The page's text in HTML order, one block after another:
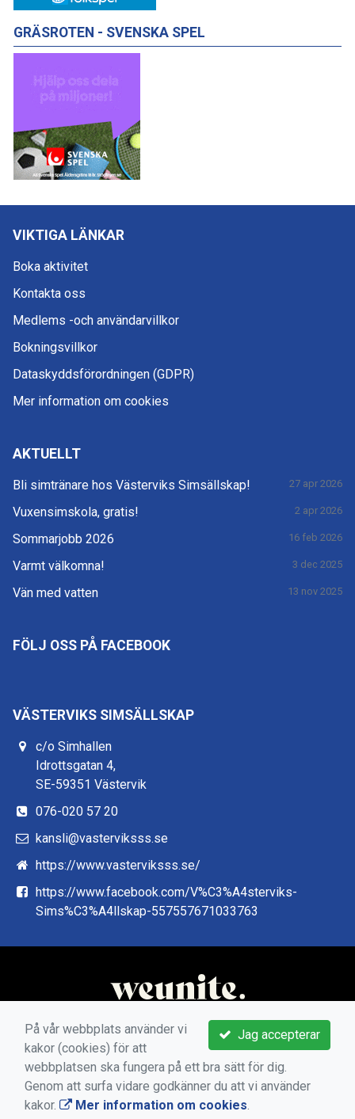
GRÄSROTEN - SVENSKA SPEL
VIKTIGA LÄNKAR
Boka aktivitet
Kontakta oss
Medlems -och användarvillkor
Bokningsvillkor
Dataskyddsförordningen (GDPR)
Mer information om cookies
AKTUELLT
Bli simtränare hos Västerviks Simsällskap! 27 apr 2026
Vuxensimskola, gratis! 2 apr 2026
Sommarjobb 2026 16 feb 2026
Varmt välkomna! 3 dec 2025
Vän med vatten 13 nov 2025
FÖLJ OSS PÅ FACEBOOK
VÄSTERVIKS SIMSÄLLSKAP
c/o Simhallen
Idrottsgatan 4,
SE-59351 Västervik
076-020 57 20
kansli@vasterviksss.se
https://www.vasterviksss.se/
https://www.facebook.com/V%C3%A4sterviks-
Sims%C3%A4llskap-557557671033763
Jag accepterar
På vår webbplats använder vi
kakor (cookies) för att
webbplatsen ska fungera på ett bra sätt för dig.
Genom att surfa vidare godkänner du att vi använder
kakor.
Mer information om cookies.